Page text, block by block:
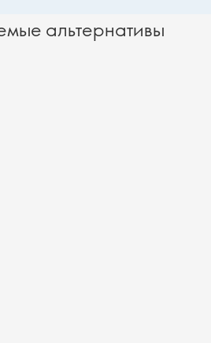
альтернативы